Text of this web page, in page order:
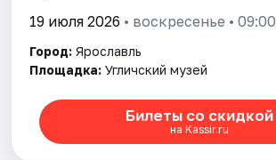
19 июля 2026 • воскресенье • 09:00
Город: Ярославль
Площадка: Угличский музей
Билеты со скидкой
на Kassir.ru